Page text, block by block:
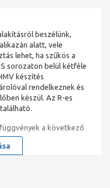
beszélünk,
alatt, vele
lehet, ha szűkös a
sorozaton belül kétféle
készítés
rendelkeznek és
készül. Az R-es
a következő